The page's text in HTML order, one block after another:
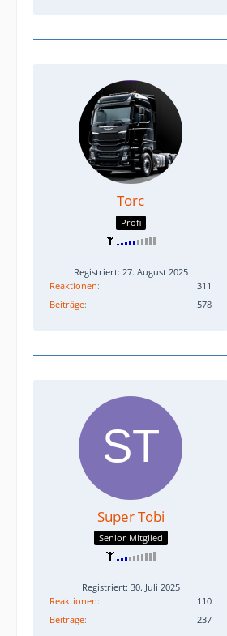
Torc
Profi
Registriert: 27. August 2025
Reaktionen
311
Beiträge
578
Super Tobi
Senior Mitglied
Registriert: 30. Juli 2025
Reaktionen
110
Beiträge
237